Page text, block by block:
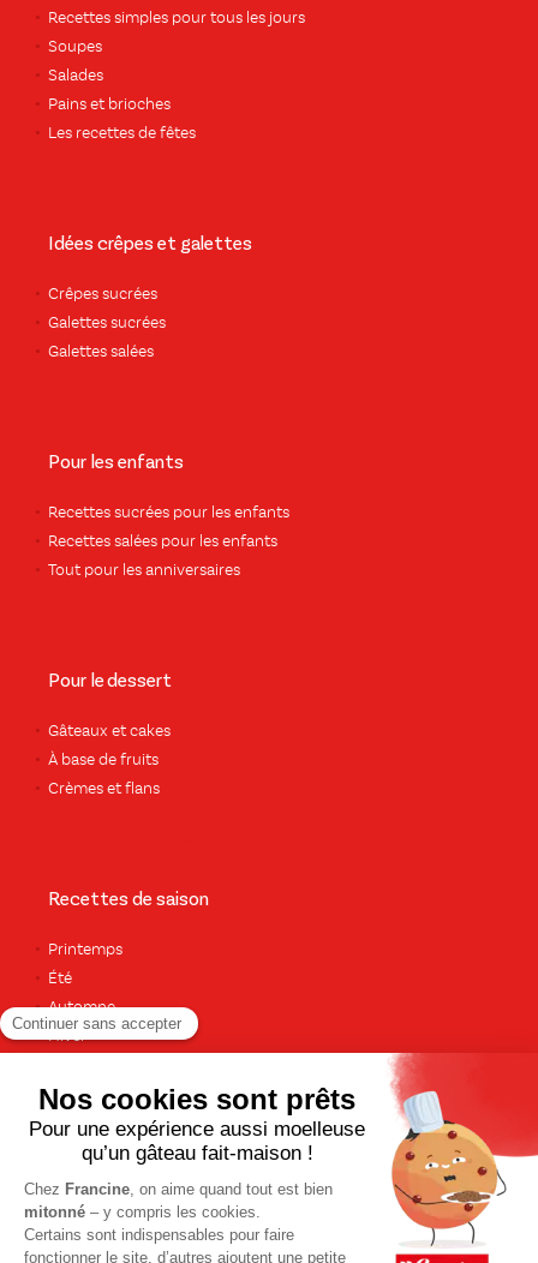
Recettes simples pour tous les jours
Soupes
Salades
Pains et brioches
Les recettes de fêtes
Idées crêpes et galettes
Crêpes sucrées
Galettes sucrées
Galettes salées
Pour les enfants
Recettes sucrées pour les enfants
Recettes salées pour les enfants
Tout pour les anniversaires
Pour le dessert
Gâteaux et cakes
À base de fruits
Crèmes et flans
Recettes de saison
Printemps
Été
Automne
TOUTES LES RECETTES